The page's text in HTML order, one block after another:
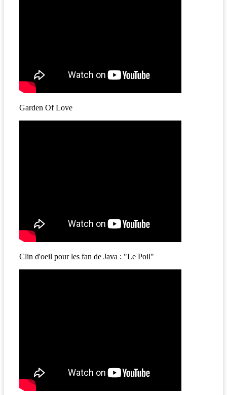
Garden Of Love
Clin d'oeil pour les fan de Java : "Le Poil"